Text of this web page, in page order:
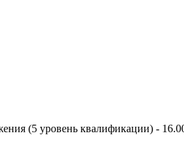
(5 уровень квалификации) -